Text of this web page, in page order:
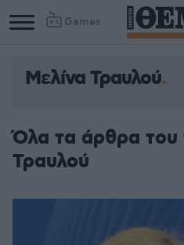
Games
Μελίνα Τραυλού
Όλα τα άρθρα του
Τραυλού